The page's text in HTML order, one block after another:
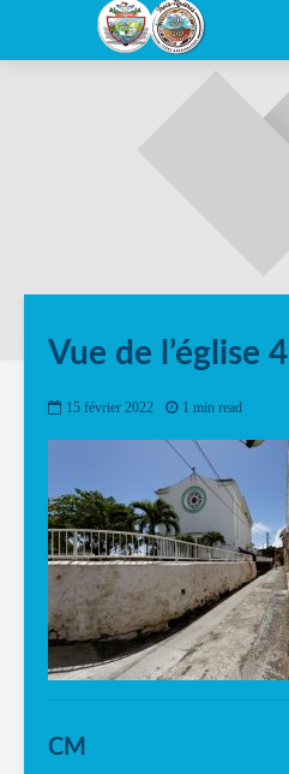
Vue de l’église 4
15 février 2022 1 min read
CM